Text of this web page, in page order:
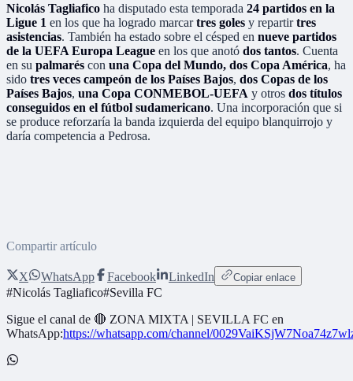
Nicolás Tagliafico ha disputado esta temporada 24 partidos en la
Ligue 1 en los que ha logrado marcartres goles y repartirtres
asistencias. También ha estado sobre el césped en nueve partidos
de la UEFA Europa League en los que anotó dos tantos. Cuenta
en su palmarés con una Copa del Mundo, dos Copa América, ha
sido tres veces campeón de los Países Bajos, dos Copas de los
Países Bajos, una Copa CONMEBOL-UEFA y otros dos títulos
conseguidos en el fútbol sudamericano. Una incorporación que si
se produce reforzaría la banda izquierda del equipo blanquirrojo y
daría competencia a Pedrosa.
Compartir artículo
X WhatsApp Facebook LinkedIn Copiar enlace
#Nicolás Tagliafico#Sevilla FC
Sigue el canal de 🔴 ZONA MIXTA | SEVILLA FC en
WhatsApp:https://whatsapp.com/channel/